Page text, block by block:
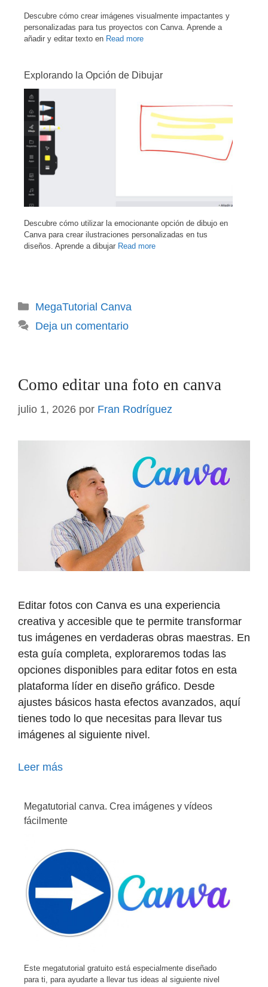
Descubre cómo crear imágenes visualmente impactantes y
personalizadas para tus proyectos con Canva. Aprende a
añadir y editar texto en Read more
Explorando la Opción de Dibujar
Descubre cómo utilizar la emocionante opción de dibujo en
Canva para crear ilustraciones personalizadas en tus
diseños. Aprende a dibujar Read more
Categorías
MegaTutorial Canva
Deja un comentario
Como editar una foto en canva
julio 1, 2026 por Fran Rodríguez
Editar fotos con Canva es una experiencia
creativa y accesible que te permite transformar
tus imágenes en verdaderas obras maestras. En
esta guía completa, exploraremos todas las
opciones disponibles para editar fotos en esta
plataforma líder en diseño gráfico. Desde
ajustes básicos hasta efectos avanzados, aquí
tienes todo lo que necesitas para llevar tus
imágenes al siguiente nivel.
Leer más
Megatutorial canva. Crea imágenes y vídeos
fácilmente
Este megatutorial gratuito está especialmente diseñado
para ti, para ayudarte a llevar tus ideas al siguiente nivel